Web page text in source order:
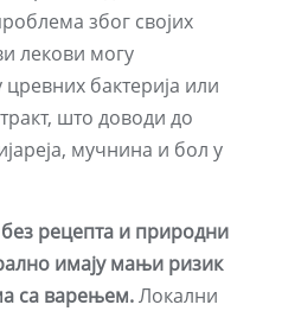
због својих
лекови могу
бактерија или
што доводи до
мучнина и бол у
рецепта и природни
имају мањи ризик
са варењем.Локални